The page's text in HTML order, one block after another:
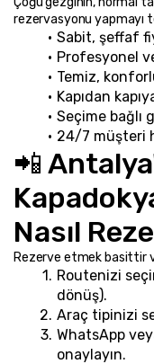
rezervasyonu yapmayı
Sabit, şeffaf
Profesyonel
Temiz,
Kapıdan
Seçime bağlı
24/7 müşteri
📲
Nasıl
Rezerve etmek basittir
Routenizi
dönüş).
Araç tipinizi
WhatsApp
onaylayın.